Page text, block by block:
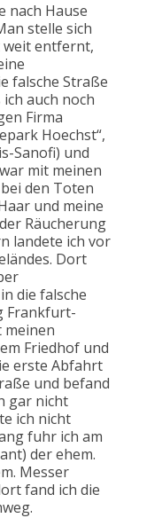
nach Hause
stelle sich
weit entfernt,
falsche Straße
auch noch
Firma
Hoechst“,
Sanofi) und
mit meinen
den Toten
und meine
Räucherung
landete ich vor
Dort
die falsche
Frankfurt-
meinen
Friedhof und
erste Abfahrt
und befand
gar nicht
ich nicht
fuhr ich am
der ehem.
Messer
fand ich die